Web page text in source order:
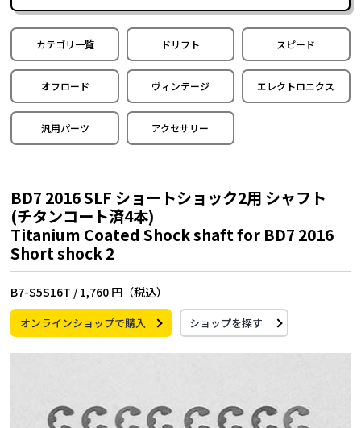
カテゴリ一覧 ドリフト スピード
オフロード ヴィンテージ エレクトロニクス
汎用パーツ アクセサリー
BD7 2016 SLF ショートショック2用 シャフト
(チタンコート済4本)
Titanium Coated Shock shaft for BD7 2016
Short shock 2
B7-S5S16T / 1,760 円（税込）
オンラインショップで購入 ショップを探す